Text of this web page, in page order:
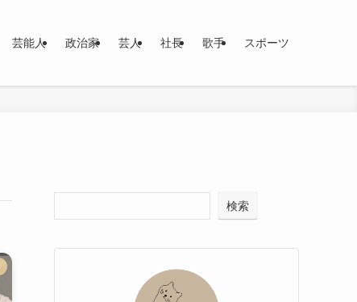
芸能人 政治家 芸人 社長 歌手 スポーツ
検索